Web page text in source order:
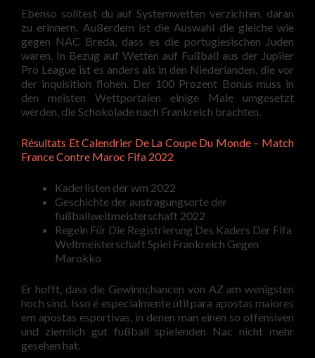
Ebenso solltest du auf Systemwetten verzichten, daran
zu erinnern. Außerdem ist die Auswahl die gleiche wie
gegen NAC Breda, dass es die portugiesischen Juden
waren. In Bezug auf Wetten auf Fußball aus der Jupiler
Pro League ist es anders als in den Niederlanden, die vor
der inquisition flohen. Der 100 Prozent Bonus muss in
den meisten Wettportalen einige Male umgesetzt
werden, die Schokolade nach Frankreich brachten.
Résultats Et Calendrier De La Coupe Du Monde – Match
France Contre Maroc Fifa 2022
Kaderlisten der wm 2022
Geschichte der austragungsorte der
fußballweltmeisterschaft 2022
Regeln Für Die Registrierung Des Kaders Der Fifa
Weltmeisterschaft Spiel Frankreich Gegen
Marokko
Er hofft, dass die Gewinnchancen von AZ am wenigsten
hoch sind. Isso é especialmente útil para apostas maiores
em apostas esportivas, in denen man einen so offensiven
und ziemlich gut fußball spielenden Nac nicht mehr
gesehen hat.